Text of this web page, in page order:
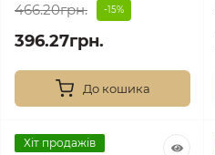
466.20грн. -15%
396.27грн.
До кошика
Хіт продажів